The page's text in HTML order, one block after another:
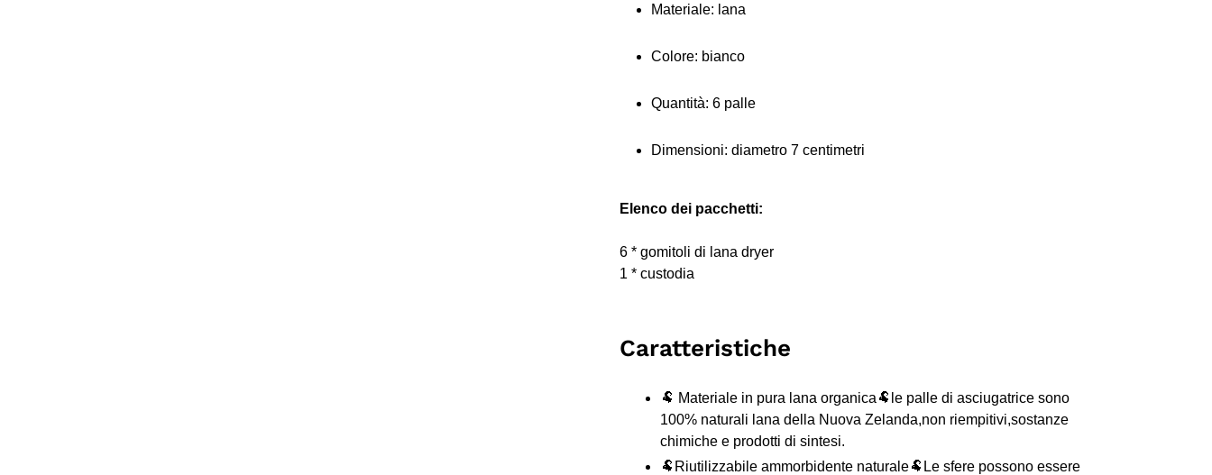
Materiale: lana
Colore: bianco
Quantità: 6 palle
Dimensioni: diametro 7 centimetri
Elenco dei pacchetti:
6 * gomitoli di lana dryer
1 * custodia
Caratteristiche
🐏 Materiale in pura lana organica🐏le palle di asciugatrice sono
100% naturali lana della Nuova Zelanda,non riempitivi,sostanze
chimiche e prodotti di sintesi.
🐏Riutilizzabile ammorbidente naturale🐏Le sfere possono essere